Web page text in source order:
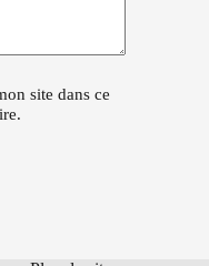
site dans ce